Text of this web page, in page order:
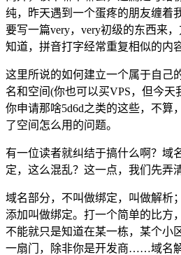
纯，昨天遇到一个蛋疼的朋友缠着
要写一篇very，very初级的东西来
知道，拼音打字经常重复相似的内
这里所说的如何建立一个属于自己
名和空间(你也可以买VPS，但今
你申请那啥5d6d之类的这些，不算
了空间怎么用的问题。
有一位读者就纠结于搞什么啊？域
定，这么混乱？这一点，我们先弄
域名部分，不叫做绑定，叫做解析
添加叫做绑定。打一个简单的比方
不能就只是知道在某一栋，某个小
一扇门，除非你是开发商……域名